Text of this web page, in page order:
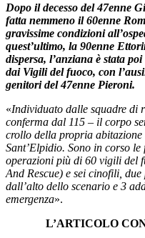
Dopo il decesso del 47enne
fatta nemmeno il 60enne
gravissime condizioni
quest’ultimo, la 90enne
dispersa, l’anziana è stata
dai Vigili del fuoco, con
genitori del 47enne Pieroni.
«Individuato dalle squadre di
conferma dal 115 – il corpo
crollo della propria
Sant’Elpidio. Sono in corso
operazioni più di 60 vigili del
And Rescue) e sei cinofili,
dall’alto dello scenario e 3
emergenza».
L’ARTICOLO